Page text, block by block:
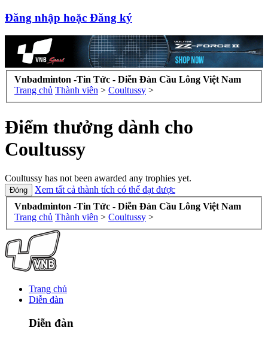
Đăng nhập hoặc Đăng ký
Vnbadminton -Tin Tức - Diễn Đàn Cầu Lông Việt Nam
Trang chủ Thành viên > Coultussy >
Điểm thưởng dành cho
Coultussy
Coultussy has not been awarded any trophies yet.
Xem tất cả thành tích có thể đạt được
Vnbadminton -Tin Tức - Diễn Đàn Cầu Lông Việt Nam
Trang chủ Thành viên > Coultussy >
Trang chủ
Diễn đàn
Diễn đàn